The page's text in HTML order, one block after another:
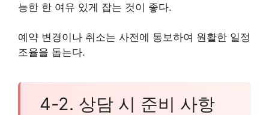
능한 한 여유 있게 잡는 것이 좋다.
예약 변경이나 취소는 사전에 통보하여 원활한 일정
조율을 돕는다.
4-2. 상담 시 준비 사항